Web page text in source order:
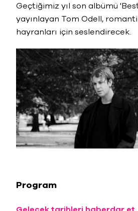
Geçtiğimiz yıl son albümü
yayınlayan Tom Odell,
hayranları için seslendirecek.
Program